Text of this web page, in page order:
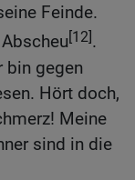
Feinde.
[12].
bin gegen
Hört doch,
Meine
sind in die